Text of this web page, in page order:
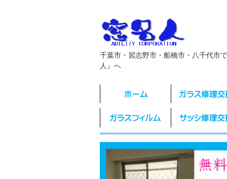
千葉市・習志野市・船橋市・八千代市
人』へ